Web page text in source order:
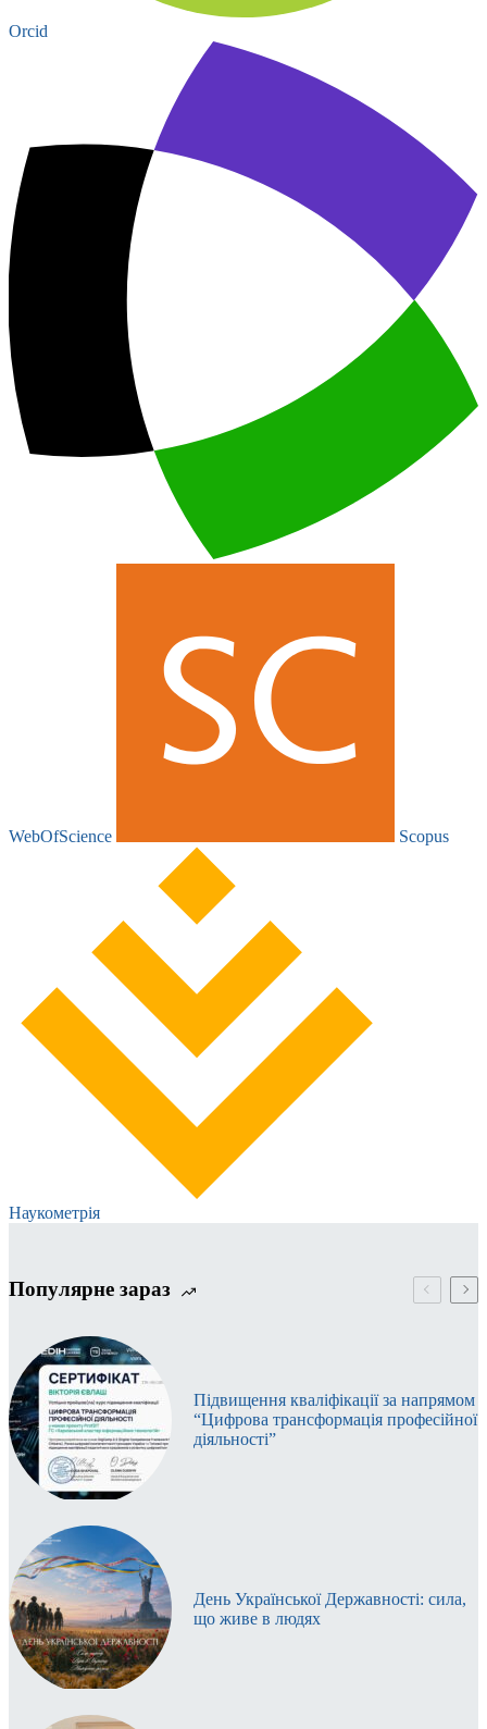
Orcid
WebOfScience Scopus
Наукометрія
Популярне зараз
Підвищення кваліфікації за напрямом
“Цифрова трансформація професійної
діяльності”
День Української Державності: сила,
що живе в людях